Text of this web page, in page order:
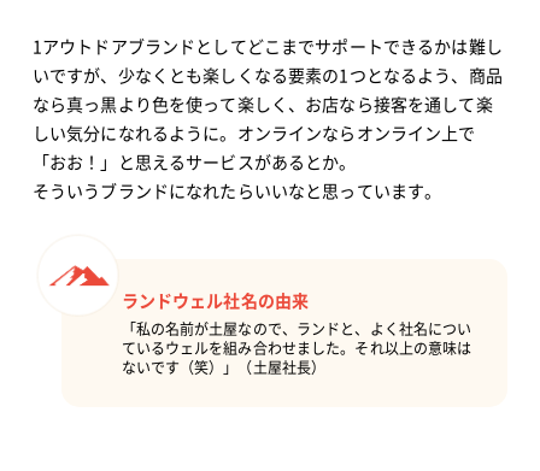
1アウトドアブランドとしてどこまでサポートできるかは難し
いですが、少なくとも楽しくなる要素の1つとなるよう、商品
なら真っ黒より色を使って楽しく、お店なら接客を通して楽
しい気分になれるように。オンラインならオンライン上で
「おお！」と思えるサービスがあるとか。
そういうブランドになれたらいいなと思っています。
ランドウェル社名の由来
「私の名前が土屋なので、ランドと、よく社名につい
ているウェルを組み合わせました。それ以上の意味は
ないです（笑）」（土屋社長）